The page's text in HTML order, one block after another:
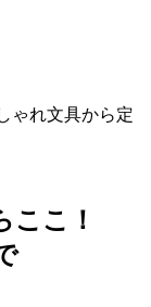
ゃれ文具から定
ここ！